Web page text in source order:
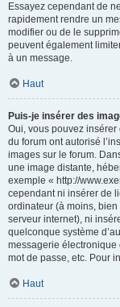
Essayez cependant de
rapidement rendre un
modifier ou de le
peuvent également
à un message.
Haut
Puis-je insérer des
Oui, vous pouvez
du forum ont autorisé
images sur le forum.
une image distante,
exemple « http://
cependant ni insérer de
ordinateur (à moins,
serveur internet), ni
quelconque système
messagerie électronique
mot de passe, etc. Pour
Haut